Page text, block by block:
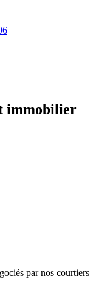
immobilier
par nos courtiers